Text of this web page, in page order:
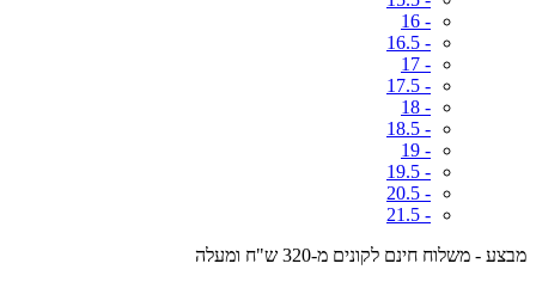
- 16
- 16.5
- 17
- 17.5
- 18
- 18.5
- 19
- 19.5
- 20.5
- 21.5
מבצע - משלוח חינם לקונים מ-320 ש"ח ומעלה